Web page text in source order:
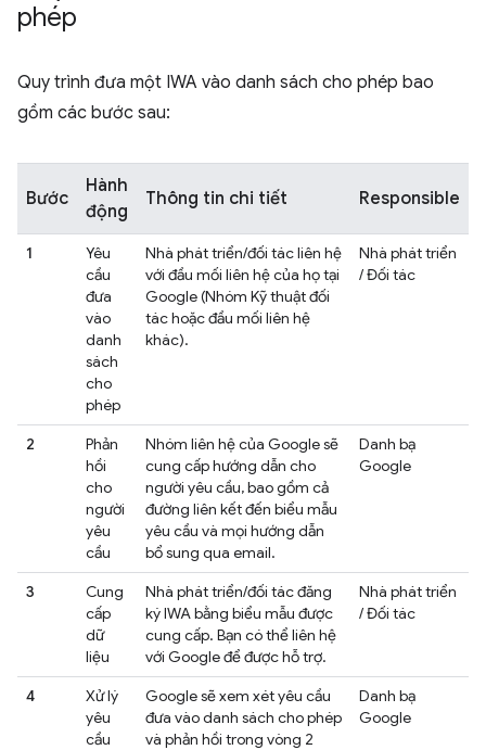
phép
Quy trình đưa một IWA vào danh sách cho phép bao
gồm các bước sau:
Bước
Hành
động
Thông tin chi tiết Responsible
1
Yêu
cầu
đưa
vào
danh
sách
cho
phép
Nhà phát triển/đối tác liên hệ
với đầu mối liên hệ của họ tại
Google (Nhóm Kỹ thuật đối
tác hoặc đầu mối liên hệ
khác).
Nhà phát triển
/ Đối tác
2
Phản
hồi
cho
người
yêu
cầu
Nhóm liên hệ của Google sẽ
cung cấp hướng dẫn cho
người yêu cầu, bao gồm cả
đường liên kết đến biểu mẫu
yêu cầu và mọi hướng dẫn
bổ sung qua email.
Danh bạ
Google
3
Cung
cấp
dữ
liệu
Nhà phát triển/đối tác đăng
ký IWA bằng biểu mẫu được
cung cấp. Bạn có thể liên hệ
với Google để được hỗ trợ.
Nhà phát triển
/ Đối tác
4
Xử lý
yêu
cầu
Google sẽ xem xét yêu cầu
đưa vào danh sách cho phép
và phản hồi trong vòng 2
Danh bạ
Google